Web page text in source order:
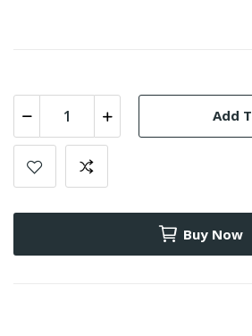
Add
Buy Now